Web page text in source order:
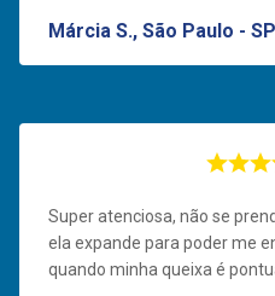
Márcia S., São Paulo - SP
Super atenciosa, não se
ela expande para poder me
quando minha queixa é